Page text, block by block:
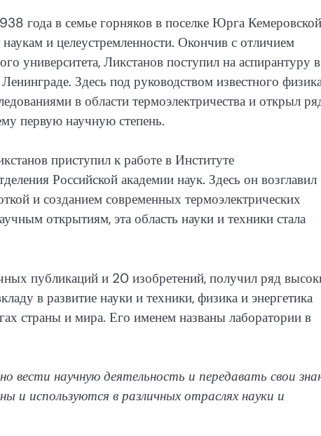
года в семье горняков в поселке Юрга Кемеровской
и целеустремленности. Окончив с отличием
университета, Ликстанов поступил на аспирантуру в
Здесь под руководством известного
в области термоэлектричества и открыл
первую научную степень.
приступил к работе в Институте
Российской академии наук. Здесь он возглавил
и созданием современных термоэлектрических
открытиям, эта область науки и техники стала
публикаций и 20 изобретений, получил ряд
в развитие науки и техники, физика и энергетика
страны и мира. Его именем названы лаборатории в
научную деятельность и передавать свои
и используются в различных отраслях науки и